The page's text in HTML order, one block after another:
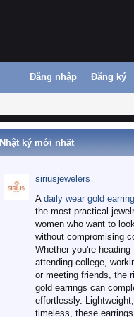
Đăng nhập Đăng ký
Nhật ký mới nhất
siriusjewelers
A daily wear gold
the most practical
women who want to
without compromising
Whether you're heading
attending college,
or meeting friends, the
gold earrings can
effortlessly.
timeless, these